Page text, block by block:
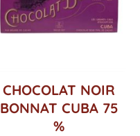
CHOCOLAT NOIR
BONNAT CUBA 75
%